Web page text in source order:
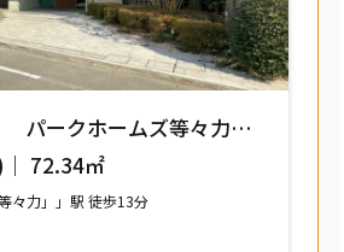
パークホームズ等々力レ
ア 208号室 【世田谷区
72.34㎡
々力」」駅 徒歩13分